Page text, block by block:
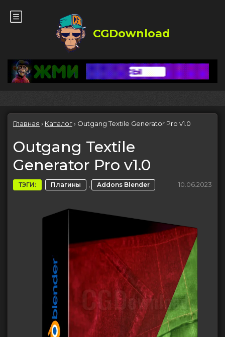
CGDownload
Главная › Каталог› Outgang Textile Generator Pro v1.0
Outgang Textile
Generator Pro v1.0
ТЭГИ: Плагины , Addons Blender 10.06.2023